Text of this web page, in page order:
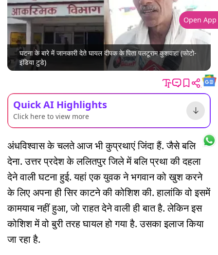
घटना के बारे में जानकारी देते घायल दीपक के पिता पलटूराम कुशवाहा (फोटो-
इंडिया टुडे)
Quick AI Highlights
Click here to view more
अंधविश्वास के चलते आज भी कुप्रथाएं जिंदा हैं. जैसे बलि
देना. उत्तर प्रदेश के ललितपुर जिले में बलि प्रथा की दहला
देने वाली घटना हुई. यहां एक युवक ने भगवान को खुश करने
के लिए अपना ही सिर काटने की कोशिश की. हालांकि वो इसमें
कामयाब नहीं हुआ, जो राहत देने वाली ही बात है. लेकिन इस
कोशिश में वो बुरी तरह घायल हो गया है. उसका इलाज किया
जा रहा है.
Open App